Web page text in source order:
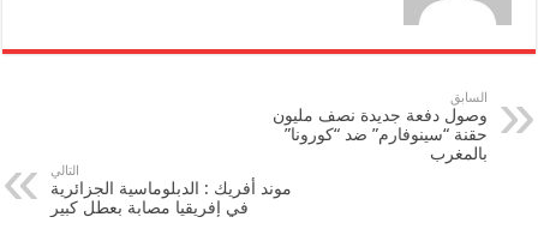
السابق
وصول دفعة جديدة نصف مليون
حقنة “سينوفارم” ضد “كورونا”
بالمغرب
التالي
موند أفريك : الدبلوماسية الجزائرية
في إفريقيا مصابة بعطل كبير